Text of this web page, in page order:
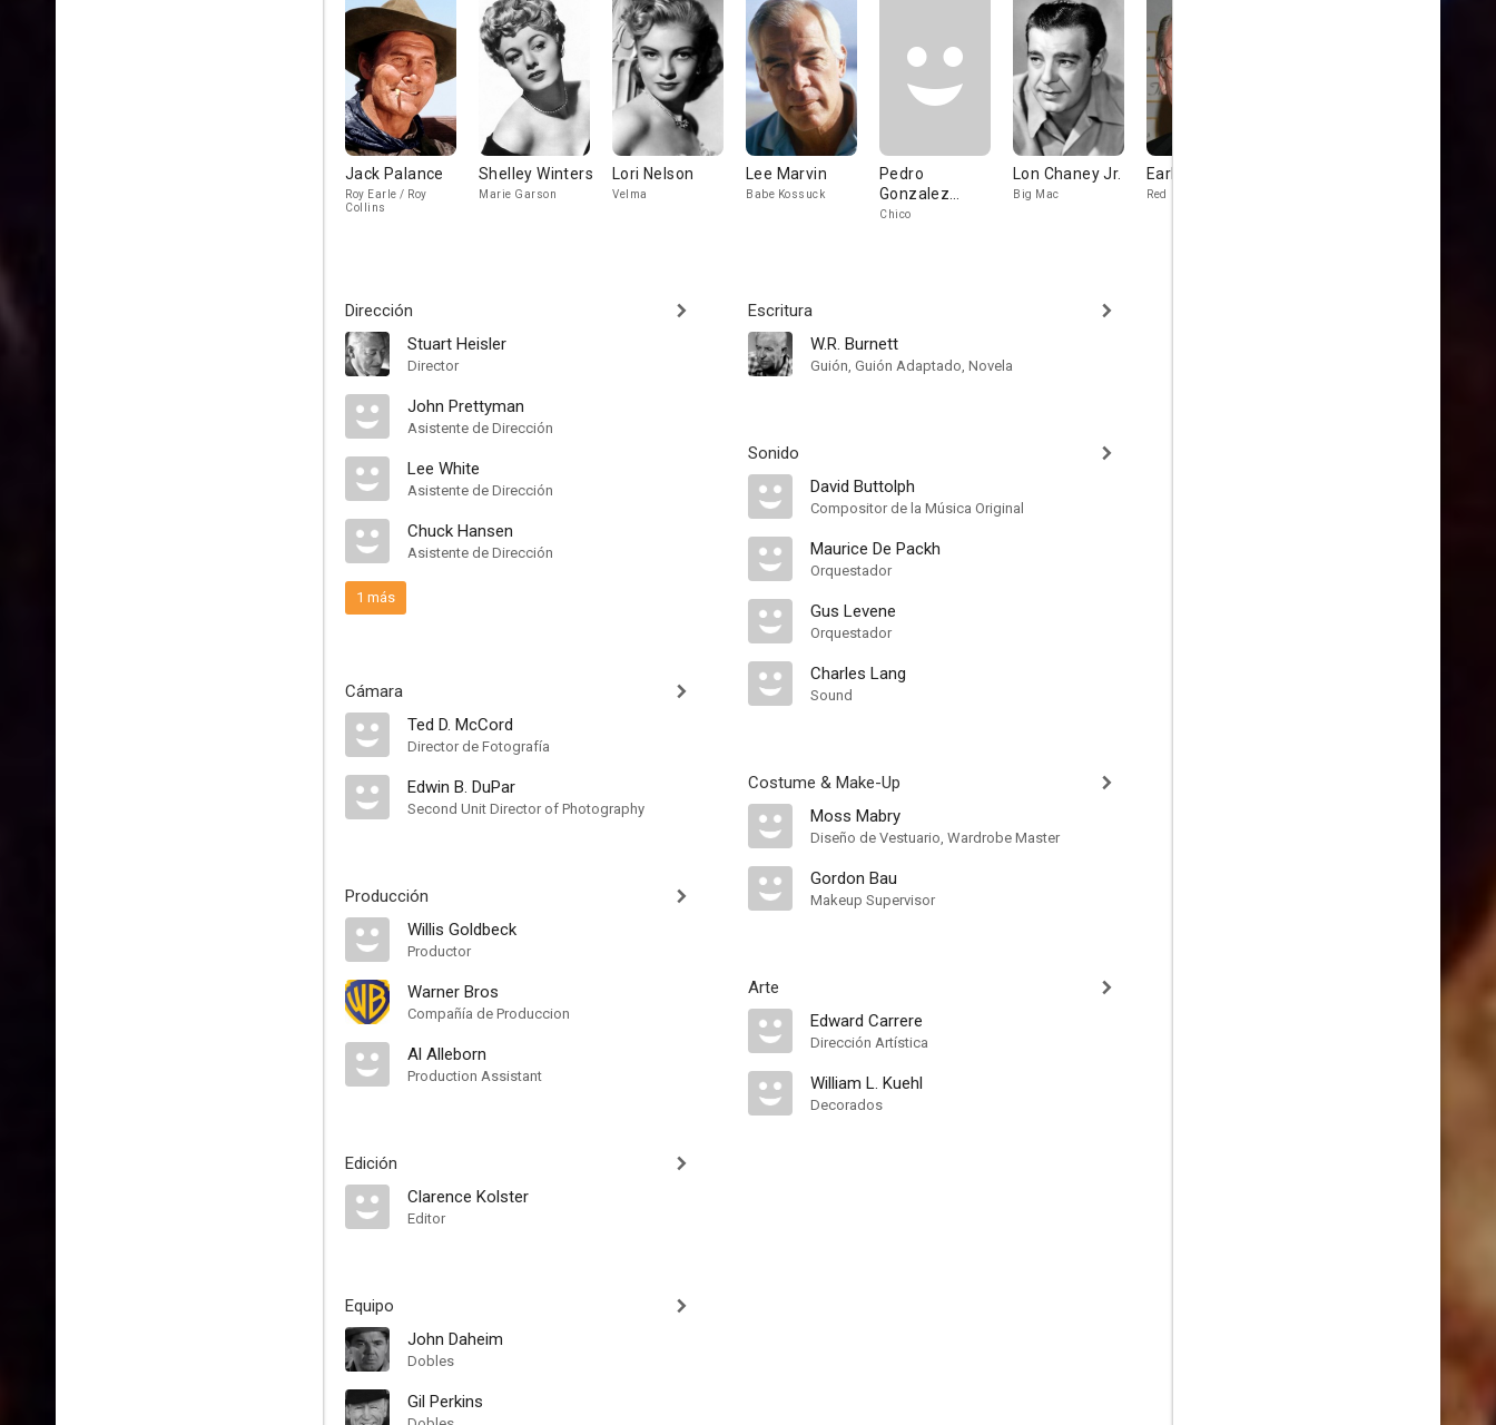
Jack Palance
Roy Earle / Roy
Collins
Shelley Winters
Marie Garson
Lori Nelson
Velma
Lee Marvin
Babe Kossuck
Pedro
Gonzalez
Gonzalez
Chico
Lon Chaney Jr.
Big Mac
Earl Holliman
Red
Dirección
Stuart Heisler
Director
John Prettyman
Asistente de Dirección
Lee White
Asistente de Dirección
Chuck Hansen
Asistente de Dirección
1 más
Cámara
Ted D. McCord
Director de Fotografía
Edwin B. DuPar
Second Unit Director of Photography
Producción
Willis Goldbeck
Productor
Warner Bros
Compañía de Produccion
Al Alleborn
Production Assistant
Edición
Clarence Kolster
Editor
Equipo
John Daheim
Dobles
Gil Perkins
Escritura
W.R. Burnett
Guión, Guión Adaptado, Novela
Sonido
David Buttolph
Compositor de la Música Original
Maurice De Packh
Orquestador
Gus Levene
Orquestador
Charles Lang
Sound
Costume & Make-Up
Moss Mabry
Diseño de Vestuario, Wardrobe Master
Gordon Bau
Makeup Supervisor
Arte
Edward Carrere
Dirección Artística
William L. Kuehl
Decorados